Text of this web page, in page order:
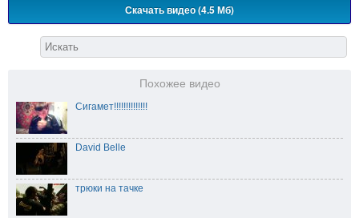
Скачать видео (4.5 Мб)
Похожее видео
Сигамет!!!!!!!!!!!!!!
David Belle
трюки на тачке